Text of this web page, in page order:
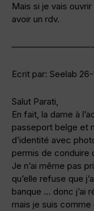
Mais si je vais
avoir un rdv.
—————————-
Ecrit par: Seelab 26-
Salut Parati,
En fait, la dame à
passeport belge et
d’identité avec
permis de conduire
Je n’ai même pas
qu’elle refuse que
banque … donc j’ai
mais je suis comme